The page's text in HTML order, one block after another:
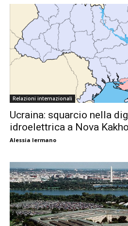
Relazioni internazionali
Ucraina: squarcio nella
idroelettrica a Nova
Alessia Iermano